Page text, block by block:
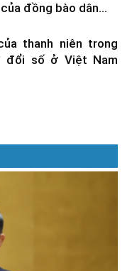
đồng bào dân...
thanh niên trong
đổi số ở Việt Nam